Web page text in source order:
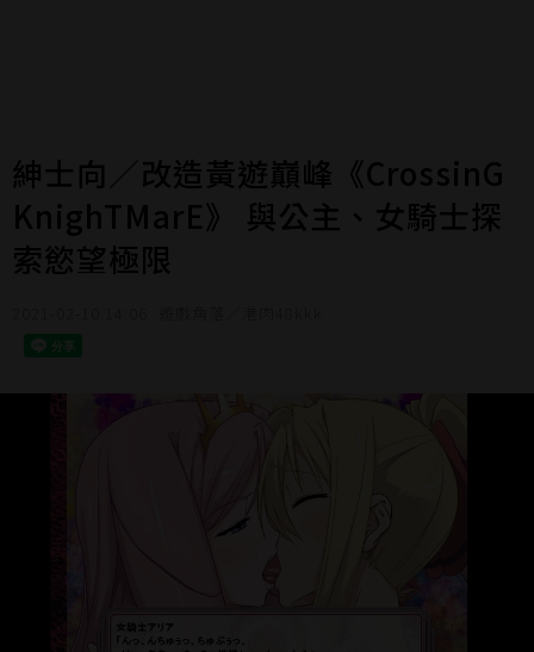
紳士向／改造黃遊巔峰《CrossinG
KnighTMarE》 與公主、女騎士探
索慾望極限